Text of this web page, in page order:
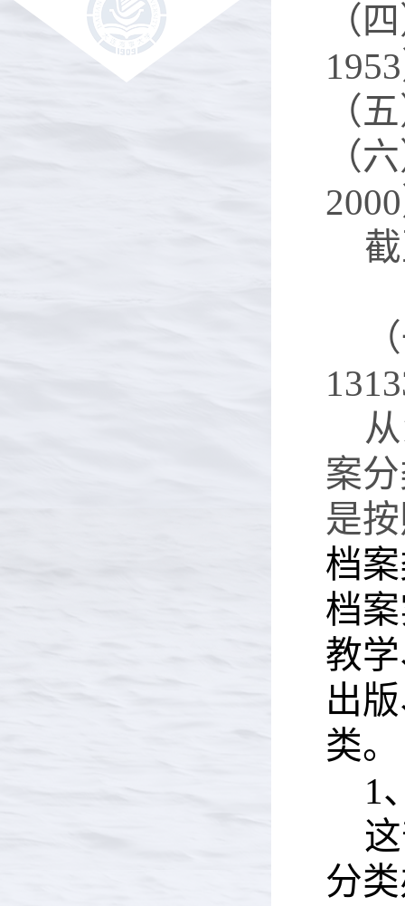
（
（
（
案
是
档
档
教
出
类。
1
分